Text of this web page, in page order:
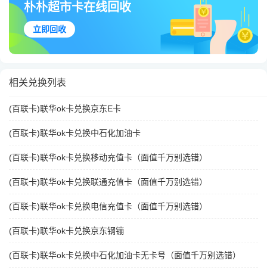
朴朴超市卡在线回收
立即回收
相关兑换列表
(百联卡)联华ok卡兑换京东E卡
(百联卡)联华ok卡兑换中石化加油卡
(百联卡)联华ok卡兑换移动充值卡（面值千万别选错）
(百联卡)联华ok卡兑换联通充值卡（面值千万别选错）
(百联卡)联华ok卡兑换电信充值卡（面值千万别选错）
(百联卡)联华ok卡兑换京东钢镚
(百联卡)联华ok卡兑换中石化加油卡无卡号（面值千万别选错）